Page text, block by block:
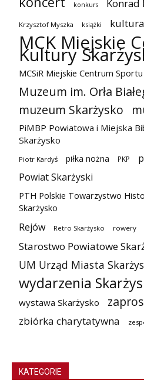
konkurs Konrad
Krzysztof Myszka książki kultura
MCK Miejskie
Kultury
MCSiR Miejskie Centrum
Muzeum im. Orła
muzeum Skarżysko
PiMBP Powiatowa i Miejska
Skarżysko
Piotr Kardyś piłka nożna PKP
Powiat Skarżyski
PTH Polskie Towarzystwo
Skarżysko
Rejów Retro Skarżysko rowery
Starostwo Powiatowe
UM Urząd Miasta
wydarzenia
wystawa Skarżysko
zbiórka charytatywna
KATEGORIE